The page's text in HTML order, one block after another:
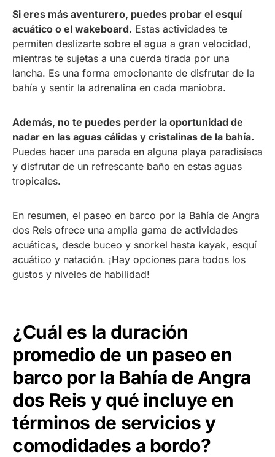
Si eres más aventurero, puedes probar el esquí
acuático o el wakeboard. Estas actividades te
permiten deslizarte sobre el agua a gran velocidad,
mientras te sujetas a una cuerda tirada por una
lancha. Es una forma emocionante de disfrutar de la
bahía y sentir la adrenalina en cada maniobra.
Además, no te puedes perder la oportunidad de
nadar en las aguas cálidas y cristalinas de la bahía.
Puedes hacer una parada en alguna playa paradisíaca
y disfrutar de un refrescante baño en estas aguas
tropicales.
En resumen, el paseo en barco por la Bahía de Angra
dos Reis ofrece una amplia gama de actividades
acuáticas, desde buceo y snorkel hasta kayak, esquí
acuático y natación. ¡Hay opciones para todos los
gustos y niveles de habilidad!
¿Cuál es la duración
promedio de un paseo en
barco por la Bahía de Angra
dos Reis y qué incluye en
términos de servicios y
comodidades a bordo?